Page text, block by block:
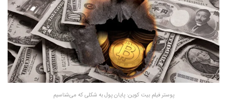
پوستر فیلم بیت کوین: پایان پول به شکلی که می‌شناسیم